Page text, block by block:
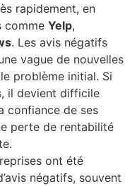
rapidement, en
comme Yelp,
. Les avis négatifs
vague de nouvelles
problème initial. Si
il devient difficile
confiance de ses
perte de rentabilité
ont été
négatifs, souvent